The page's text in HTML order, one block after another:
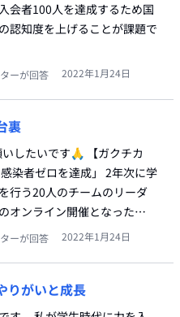
会者100人を達成するため国
認知度を上げることが課題で
ーが回答 2022年1月24日
裏
したいです🙏 【ガクチカ
染者ゼロを達成」 2年次に学
行う20人のチームのリーダ
オンライン開催となった…
ーが回答 2022年1月24日
りがいと成長